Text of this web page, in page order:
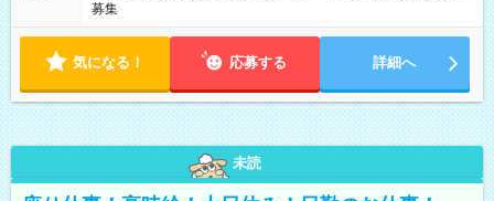
募集
気になる！ 応募する 詳細へ
未読